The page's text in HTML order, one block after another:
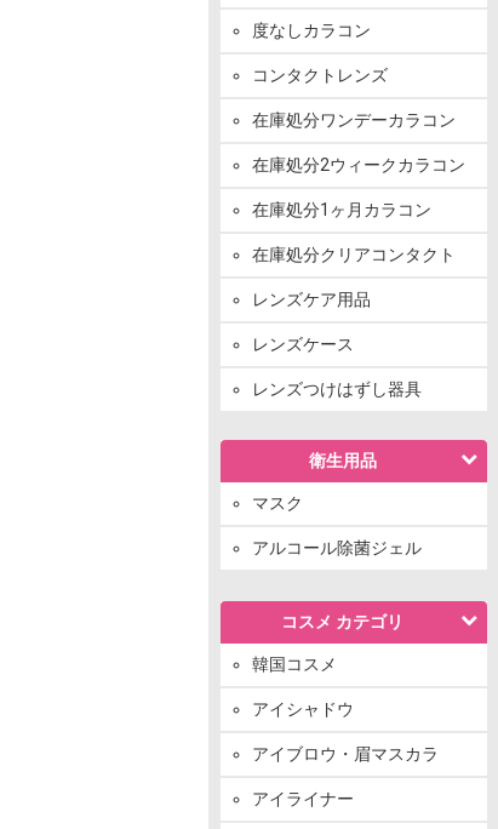
度なしカラコン
コンタクトレンズ
在庫処分ワンデーカラコン
在庫処分2ウィークカラコン
在庫処分1ヶ月カラコン
在庫処分クリアコンタクト
レンズケア用品
レンズケース
レンズつけはずし器具
衛生用品
マスク
アルコール除菌ジェル
コスメ カテゴリ
韓国コスメ
アイシャドウ
アイブロウ・眉マスカラ
アイライナー